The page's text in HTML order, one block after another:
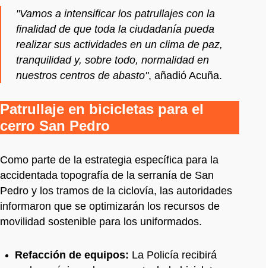
"Vamos a intensificar los patrullajes con la
finalidad de que toda la ciudadanía pueda
realizar sus actividades en un clima de paz,
tranquilidad y, sobre todo, normalidad en
nuestros centros de abasto", añadió Acuña.
Patrullaje en bicicletas para el
cerro San Pedro
Como parte de la estrategia específica para la
accidentada topografía de la serranía de San
Pedro y los tramos de la ciclovía, las autoridades
informaron que se optimizarán los recursos de
movilidad sostenible para los uniformados.
Refacción de equipos: La Policía recibirá